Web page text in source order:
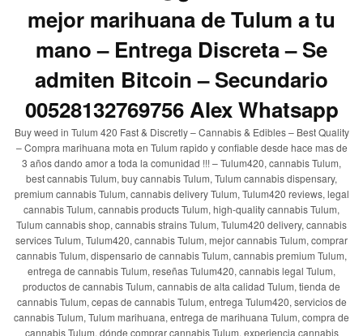
mejor marihuana de Tulum a tu
mano – Entrega Discreta – Se
admiten Bitcoin – Secundario
00528132769756 Alex Whatsapp
Buy weed in Tulum 420 Fast & Discretly – Cannabis & Edibles – Best Quality
– Compra marihuana mota en Tulum rapido y confiable desde hace mas de
3 años dando amor a toda la comunidad !!! – Tulum420, cannabis Tulum,
best cannabis Tulum, buy cannabis Tulum, Tulum cannabis dispensary,
premium cannabis Tulum, cannabis delivery Tulum, Tulum420 reviews, legal
cannabis Tulum, cannabis products Tulum, high-quality cannabis Tulum,
Tulum cannabis shop, cannabis strains Tulum, Tulum420 delivery, cannabis
services Tulum, Tulum420, cannabis Tulum, mejor cannabis Tulum, comprar
cannabis Tulum, dispensario de cannabis Tulum, cannabis premium Tulum,
entrega de cannabis Tulum, reseñas Tulum420, cannabis legal Tulum,
productos de cannabis Tulum, cannabis de alta calidad Tulum, tienda de
cannabis Tulum, cepas de cannabis Tulum, entrega Tulum420, servicios de
cannabis Tulum, Tulum marihuana, entrega de marihuana Tulum, compra de
cannabis Tulum, dónde comprar cannabis Tulum, experiencia cannabis